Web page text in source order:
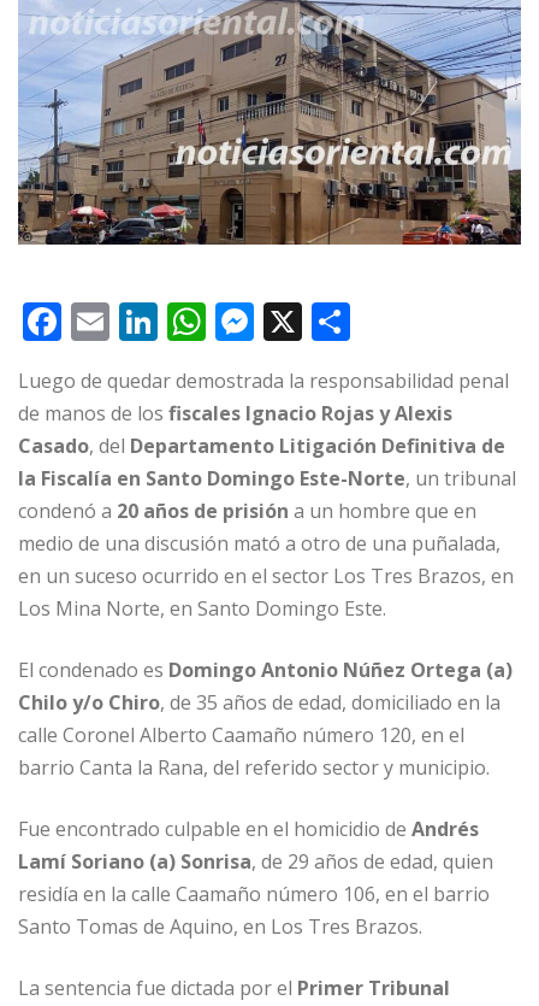
F
c
e
b
o
o
k
E
ai
l
Li
k
e
dI
n
W
at
s
A
p
p
M
e
ss
e
n
g
e
r
X
m
p
ar
ti
r
Luego de quedar demostrada la responsabilidad penal
de manos de los fiscales Ignacio Rojas y Alexis
Casado, del Departamento Litigación Definitiva de
la Fiscalía en Santo Domingo Este-Norte, un tribunal
condenó a 20 años de prisión a un hombre que en
medio de una discusión mató a otro de una puñalada,
en un suceso ocurrido en el sector Los Tres Brazos, en
Los Mina Norte, en Santo Domingo Este.
El condenado es Domingo Antonio Núñez Ortega (a)
Chilo y/o Chiro, de 35 años de edad, domiciliado en la
calle Coronel Alberto Caamaño número 120, en el
barrio Canta la Rana, del referido sector y municipio.
Fue encontrado culpable en el homicidio de Andrés
Lamí Soriano (a) Sonrisa, de 29 años de edad, quien
residía en la calle Caamaño número 106, en el barrio
Santo Tomas de Aquino, en Los Tres Brazos.
La sentencia fue dictada por el Primer Tribunal